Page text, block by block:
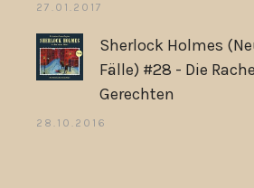
27.01.2017
Sherlock Holmes
Fälle) #28 - Die
Gerechten
28.10.2016